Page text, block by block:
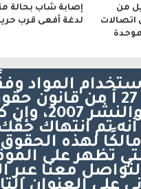
من
اتصالات
إصابة شاب بحالة
لدغة أفعى قرب
المواد
للمادة 27 أ من قانون
التأليف والنشر
تم انتهاك
لهذه
تظهر على
معنا عبر